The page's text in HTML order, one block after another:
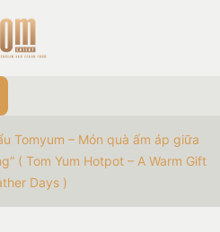
Tomyum – Món quà ấm áp giữa
( Tom Yum Hotpot – A Warm Gift
Days )